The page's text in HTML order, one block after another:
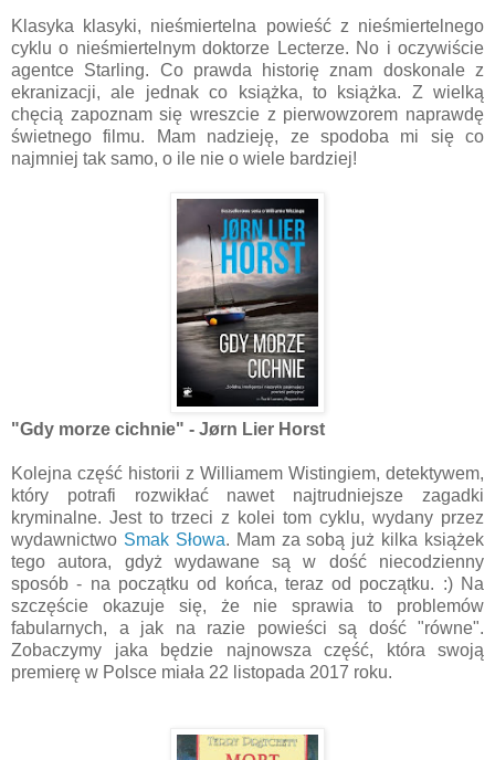
Klasyka klasyki, nieśmiertelna powieść z nieśmiertelnego
cyklu o nieśmiertelnym doktorze Lecterze. No i oczywiście
agentce Starling. Co prawda historię znam doskonale z
ekranizacji, ale jednak co książka, to książka. Z wielką
chęcią zapoznam się wreszcie z pierwowzorem naprawdę
świetnego filmu. Mam nadzieję, ze spodoba mi się co
najmniej tak samo, o ile nie o wiele bardziej!
"Gdy morze cichnie" - Jørn Lier Horst
Kolejna część historii z Williamem Wistingiem, detektywem,
który potrafi rozwikłać nawet najtrudniejsze zagadki
kryminalne. Jest to trzeci z kolei tom cyklu, wydany przez
wydawnictwo Smak Słowa. Mam za sobą już kilka książek
tego autora, gdyż wydawane są w dość niecodzienny
sposób - na początku od końca, teraz od początku. :) Na
szczęście okazuje się, że nie sprawia to problemów
fabularnych, a jak na razie powieści są dość "równe".
Zobaczymy jaka będzie najnowsza część, która swoją
premierę w Polsce miała 22 listopada 2017 roku.